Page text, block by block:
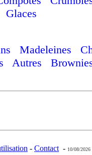
Glaces
Madeleines
Autres
- Contact - 10/08/2026